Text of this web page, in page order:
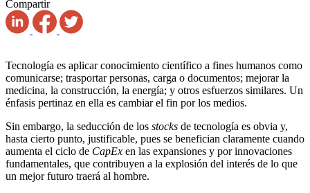
Compartir
Tecnología es aplicar conocimiento científico a fines humanos como
comunicarse; trasportar personas, carga o documentos; mejorar la
medicina, la construcción, la energía; y otros esfuerzos similares. Un
énfasis pertinaz en ella es cambiar el fin por los medios.
Sin embargo, la seducción de los stocks de tecnología es obvia y,
hasta cierto punto, justificable, pues se benefician claramente cuando
aumenta el ciclo de CapEx en las expansiones y por innovaciones
fundamentales, que contribuyen a la explosión del interés de lo que
un mejor futuro traerá al hombre.